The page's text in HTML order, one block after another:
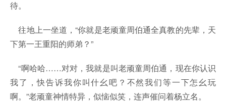
待。
往地上一坐道，“你就是老顽童周伯通全真教的先辈，天
下第一王重阳的师弟？”
“啊哈哈……对对，我就是叫老顽童周伯通，现在你认识
我了，快告诉我你叫什幺吧？不然我们等一下怎幺玩
啊。”老顽童神情特异，似恼似笑，连声催问着杨立名。